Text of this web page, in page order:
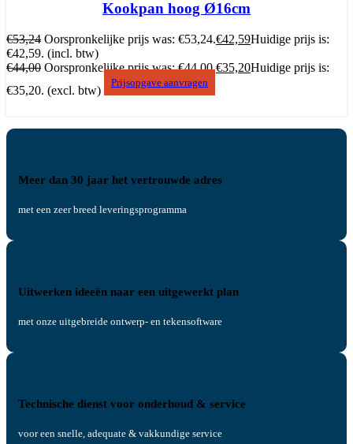
Kookpan hoog Ø16cm
€53,24 Oorspronkelijke prijs was: €53,24.€42,59Huidige prijs is:
€42,59. (incl. btw)
€44,00 Oorspronkelijke prijs was: €44,00.€35,20Huidige prijs is:
€35,20. (excl. btw)
Prijsopgave aanvragen
Meer dan 30 jaar het vertrouwde adres
met een zeer breed leveringsprogramma
Uitwerken ideeën naar een uitgewerkt plan
met onze uitgebreide ontwerp- en tekensoftware
Technische dienst voor onderhoud & service
voor een snelle, adequate & vakkundige service